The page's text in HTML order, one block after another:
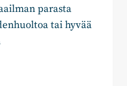
parasta
tai hyvää